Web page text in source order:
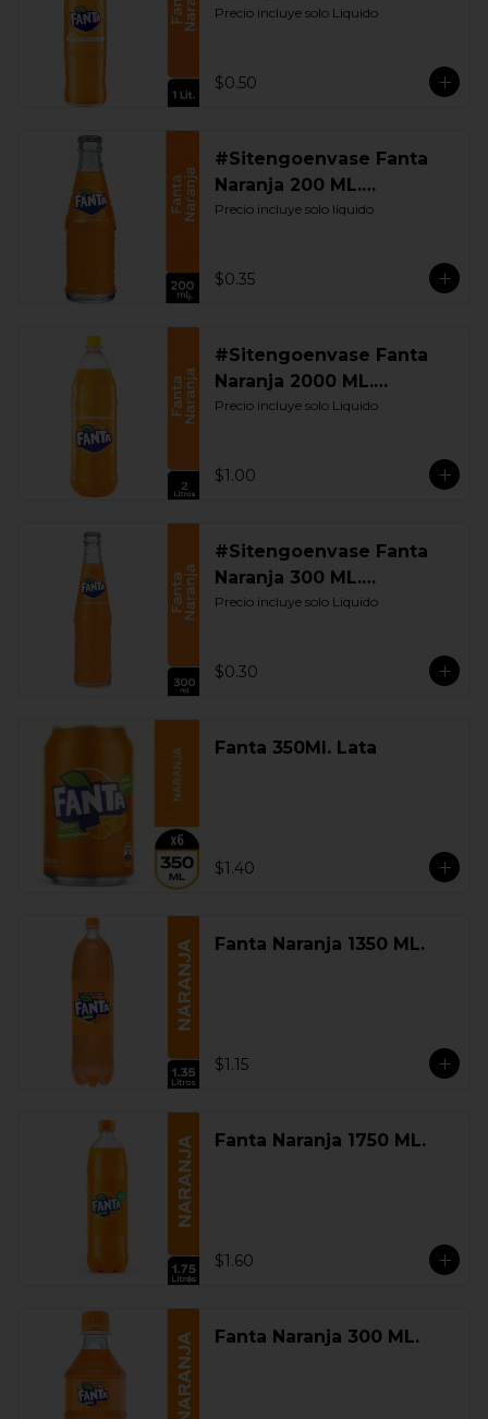
Retornable
Precio incluye solo Liquido
$0.50
#Sitengoenvase Fanta
Naranja 200 ML.
Retornable
Precio incluye solo líquido
$0.35
#Sitengoenvase Fanta
Naranja 2000 ML.
Retornable
Precio incluye solo Liquido
$1.00
#Sitengoenvase Fanta
Naranja 300 ML.
Retornable
Precio incluye solo Liquido
$0.30
Fanta 350Ml. Lata
$1.40
Fanta Naranja 1350 ML.
$1.15
Fanta Naranja 1750 ML.
$1.60
Fanta Naranja 300 ML.